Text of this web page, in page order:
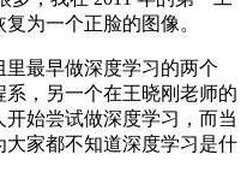
为一个正脸的图像。
最早做深度学习的两个
，另一个在王晓刚老师的
始尝试做深度学习，而当
家都不知道深度学习是什